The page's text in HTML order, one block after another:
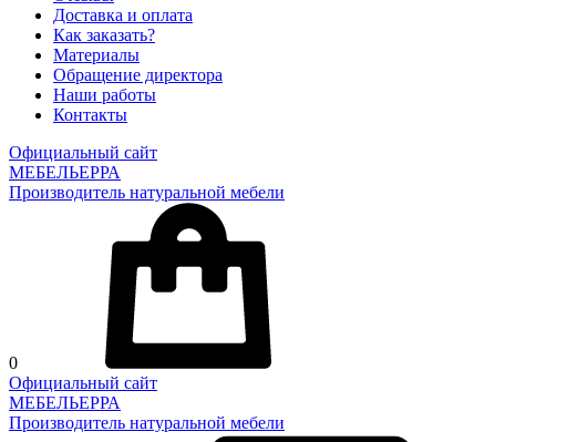
Доставка и оплата
Как заказать?
Материалы
Обращение директора
Наши работы
Контакты
Официальный сайт
МЕБЕЛЬЕРРА
Производитель натуральной мебели
0
Официальный сайт
МЕБЕЛЬЕРРА
Производитель натуральной мебели